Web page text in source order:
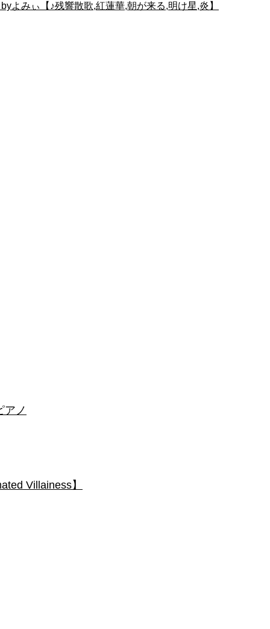
よみぃ【♪残響散歌,紅蓮華,朝が来る,明け星,炎】
アノ
Villainess】